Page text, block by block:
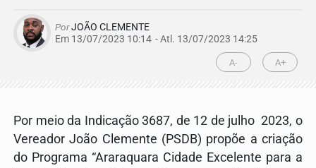
PorJOÃO CLEMENTE
Em 13/07/2023 10:14 - Atl. 13/07/2023 14:25
A- A+
Por meio da Indicação 3687, de 12 de julho 2023, o
Vereador João Clemente (PSDB) propõe a criação
do Programa “Araraquara Cidade Excelente para a